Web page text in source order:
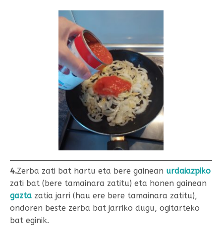
4.Zerba zati bat hartu eta bere gainean urdaiazpiko
zati bat (bere tamainara zatitu) eta honen gainean
gazta zatia jarri (hau ere bere tamainara zatitu),
ondoren beste zerba bat jarriko dugu, ogitarteko
bat eginik.